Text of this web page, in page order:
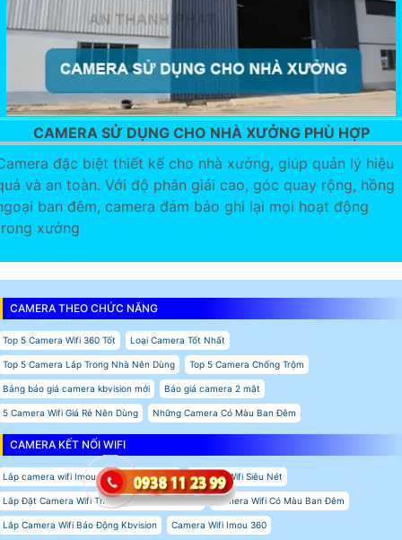
CAMERA SỬ DỤNG CHO NHÀ XƯỞNG PHÙ HỢP
đặc biệt thiết kế cho nhà xưởng, giúp quản lý hiệu
và an toàn. Với độ phân giải cao, góc quay rộng, hồng
ban đêm, camera đảm bảo ghi lại mọi hoạt động
xưởng
CAMERA THEO CHỨC NĂNG
Top 5 Camera Wifi 360 Tốt Loại Camera Tốt Nhất
Top 5 Camera Lắp Trong Nhà Nên Dùng Top 5 Camera Chống Trộm
Bảng báo giá camera kbvision mới Báo giá camera 2 mắt
5 Camera Wifi Giá Rẻ Nên Dùng Những Camera Có Màu Ban Đêm
CAMERA KẾT NỐI WIFI
Lắp camera wifi Imou tích hợp báo động Camera Wifi Siêu Nét
Lắp Đặt Camera Wifi Thân Ngoài Trời Kbvision Camera Wifi Có Màu Ban Đêm
Lắp Camera Wifi Báo Động Kbvision Camera Wifi Imou 360